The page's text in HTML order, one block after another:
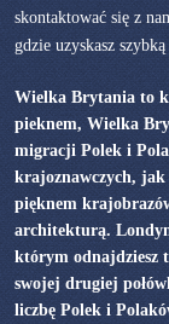
skontaktować się z
gdzie uzyskasz
Wielka Brytania to
pieknem, Wielka
migracji Polek i
krajoznawczych,
pięknem
architekturą.
którym odnajdziesz
swojej drugiej
liczbę Polek i